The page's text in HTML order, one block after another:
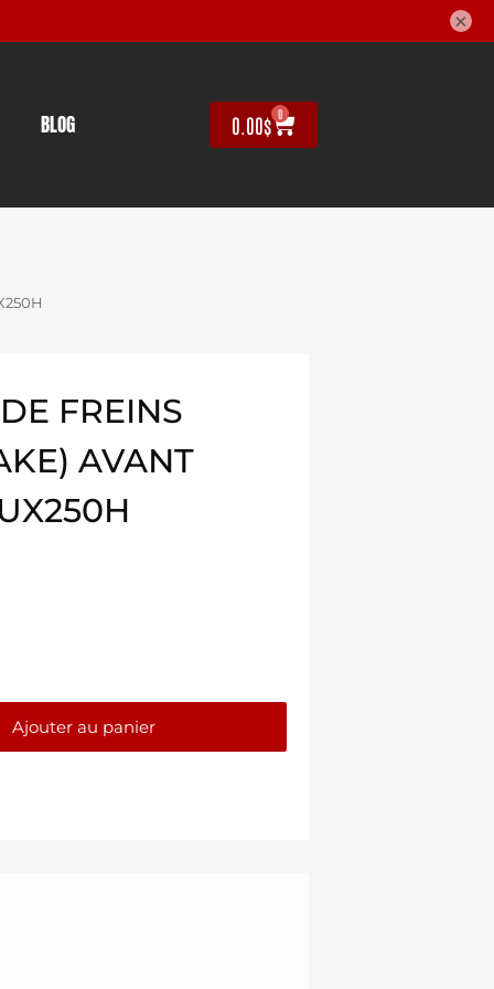
BLOG 0.00$ 0
FREINS
AVANT
Ajouter au panier
×